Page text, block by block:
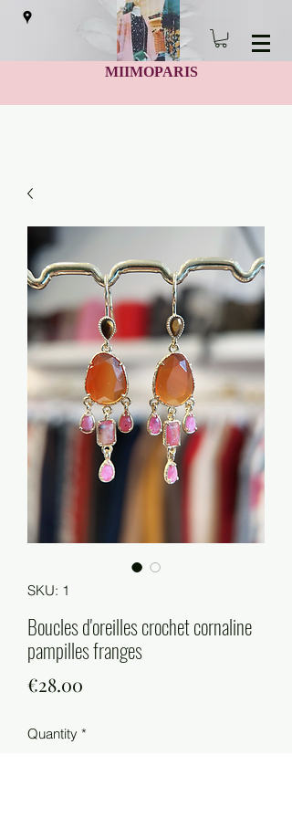
MIIMOPARIS
SKU: 1
Boucles d'oreilles crochet cornaline
pampilles franges
€28.00
Quantity *